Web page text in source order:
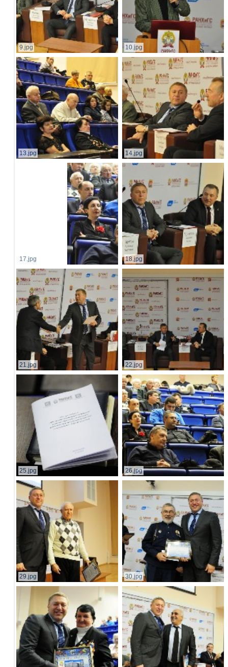
9.jpg 10.jpg
13.jpg 14.jpg
17.jpg 18.jpg
21.jpg 22.jpg
25.jpg 26.jpg
29.jpg 30.jpg